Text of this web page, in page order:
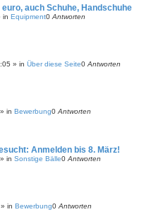
auch Schuhe, Handschuhe
in Equipment0 Antworten
» in Über diese Seite0 Antworten
» in Bewerbung0 Antworten
Anmelden bis 8. März!
» in Sonstige Bälle0 Antworten
» in Bewerbung0 Antworten